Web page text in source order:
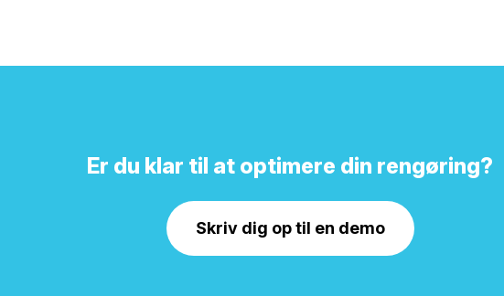
Er du klar til at optimere din rengøring?
Skriv dig op til en demo